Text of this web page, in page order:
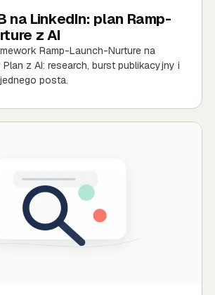
na LinkedIn: plan Ramp-
z AI
Ramp-Launch-Nurture na
Plan z AI: research, burst publikacyjny i
posta.